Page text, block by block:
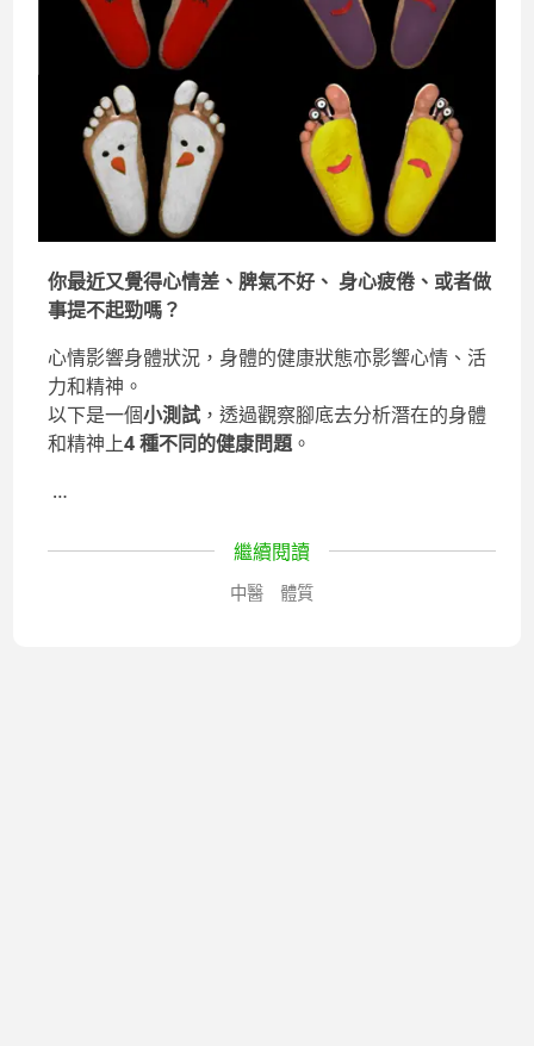
你最近又覺得心情差、脾氣不好、 身心疲倦、或者做
事提不起勁嗎？
心情影響身體狀況，身體的健康狀態亦影響心情、活
力和精神。
以下是一個小測試 ，透過觀察腳底去分析潛在的身體
和精神上4 種不同的健康問題。
…
繼續閱讀
中醫 體質